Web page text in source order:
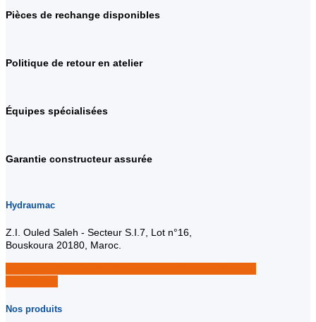
Pièces de rechange disponibles
Politique de retour en atelier
Équipes spécialisées
Garantie constructeur assurée
Hydraumac
Z.I. Ouled Saleh - Secteur S.I.7, Lot n°16,
Bouskoura 20180, Maroc.
Nos produits